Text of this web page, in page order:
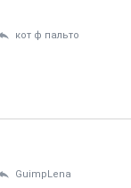
кот ф пальто
GuimpLena